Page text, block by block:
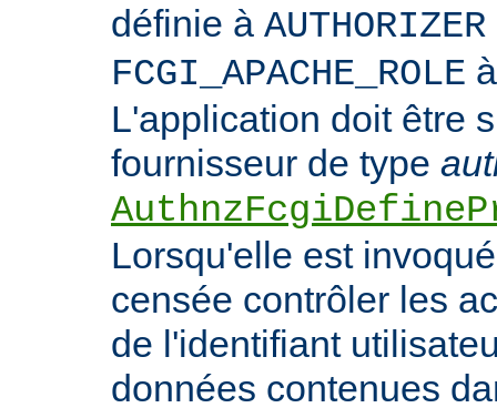
définie à AUTHORIZER
FCGI_APACHE_ROLE
L'application doit être
fournisseur de type
Lorsqu'elle est
censée contrôler les
de l'identifiant
données contenues